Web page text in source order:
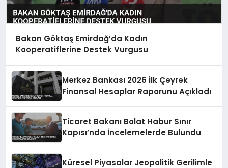
Bakan Göktaş Emirdağ’da Kadın
Kooperatiflerine Destek Vurgusu
Merkez Bankası 2026 İlk Çeyrek
Finansal Hesaplar Raporunu Açıkladı
Ticaret Bakanı Bolat Habur Sınır
Kapısı’nda İncelemelerde Bulundu
Küresel Piyasalar Jeopolitik Gerilimle